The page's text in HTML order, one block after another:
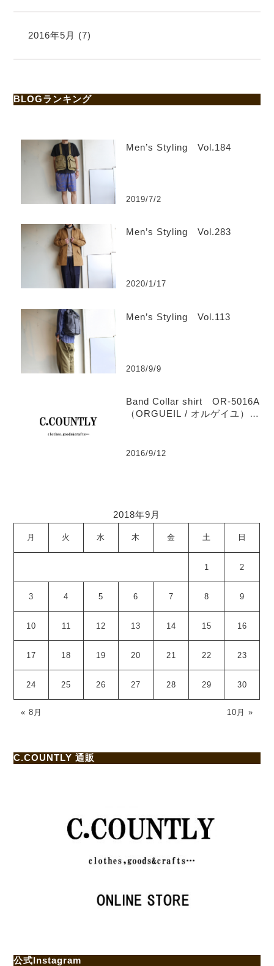
2016年5月 (7)
BLOGランキング
Men’s Styling Vol.184
2019/7/2
Men’s Styling Vol.283
2020/1/17
Men’s Styling Vol.113
2018/9/9
Band Collar shirt OR-5016A
（ORGUEIL / オルゲイユ）
2016/9/12
2018年9月
月 火 水 木 金 土 日
1 2
3 4 5 6 7 8 9
10 11 12 13 14 15 16
17 18 19 20 21 22 23
24 25 26 27 28 29 30
« 8月 10月 »
C.COUNTLY 通販
公式Instagram